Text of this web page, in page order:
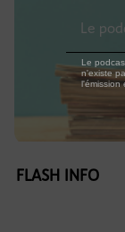
FLASH INFO
Le
Le
n'existe
l'émission